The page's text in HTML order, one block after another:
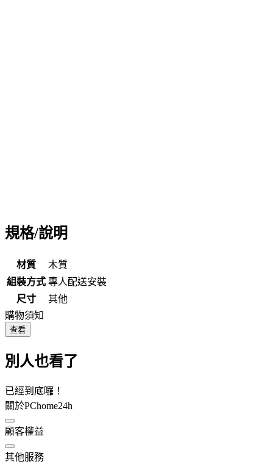
規格/說明
材質
木質
組裝方式 專人配送安裝
尺寸
其他
購物須知
查看
別人也看了
已經到底囉！
關於PChome24h
顧客權益
其他服務